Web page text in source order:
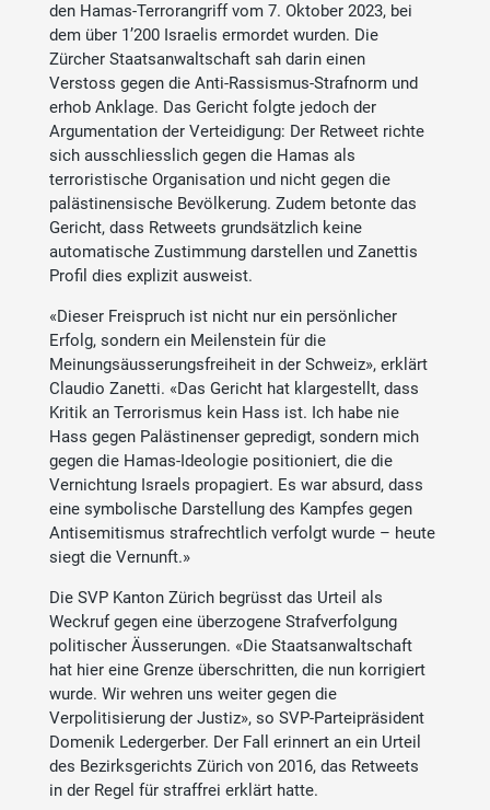
den Hamas-Terrorangriff vom 7. Oktober 2023, bei
dem über 1’200 Israelis ermordet wurden. Die
Zürcher Staatsanwaltschaft sah darin einen
Verstoss gegen die Anti-Rassismus-Strafnorm und
erhob Anklage. Das Gericht folgte jedoch der
Argumentation der Verteidigung: Der Retweet richte
sich ausschliesslich gegen die Hamas als
terroristische Organisation und nicht gegen die
palästinensische Bevölkerung. Zudem betonte das
Gericht, dass Retweets grundsätzlich keine
automatische Zustimmung darstellen und Zanettis
Profil dies explizit ausweist.
«Dieser Freispruch ist nicht nur ein persönlicher
Erfolg, sondern ein Meilenstein für die
Meinungsäusserungsfreiheit in der Schweiz», erklärt
Claudio Zanetti. «Das Gericht hat klargestellt, dass
Kritik an Terrorismus kein Hass ist. Ich habe nie
Hass gegen Palästinenser gepredigt, sondern mich
gegen die Hamas-Ideologie positioniert, die die
Vernichtung Israels propagiert. Es war absurd, dass
eine symbolische Darstellung des Kampfes gegen
Antisemitismus strafrechtlich verfolgt wurde – heute
siegt die Vernunft.»
Die SVP Kanton Zürich begrüsst das Urteil als
Weckruf gegen eine überzogene Strafverfolgung
politischer Äusserungen. «Die Staatsanwaltschaft
hat hier eine Grenze überschritten, die nun korrigiert
wurde. Wir wehren uns weiter gegen die
Verpolitisierung der Justiz», so SVP-Parteipräsident
Domenik Ledergerber. Der Fall erinnert an ein Urteil
des Bezirksgerichts Zürich von 2016, das Retweets
in der Regel für straffrei erklärt hatte.